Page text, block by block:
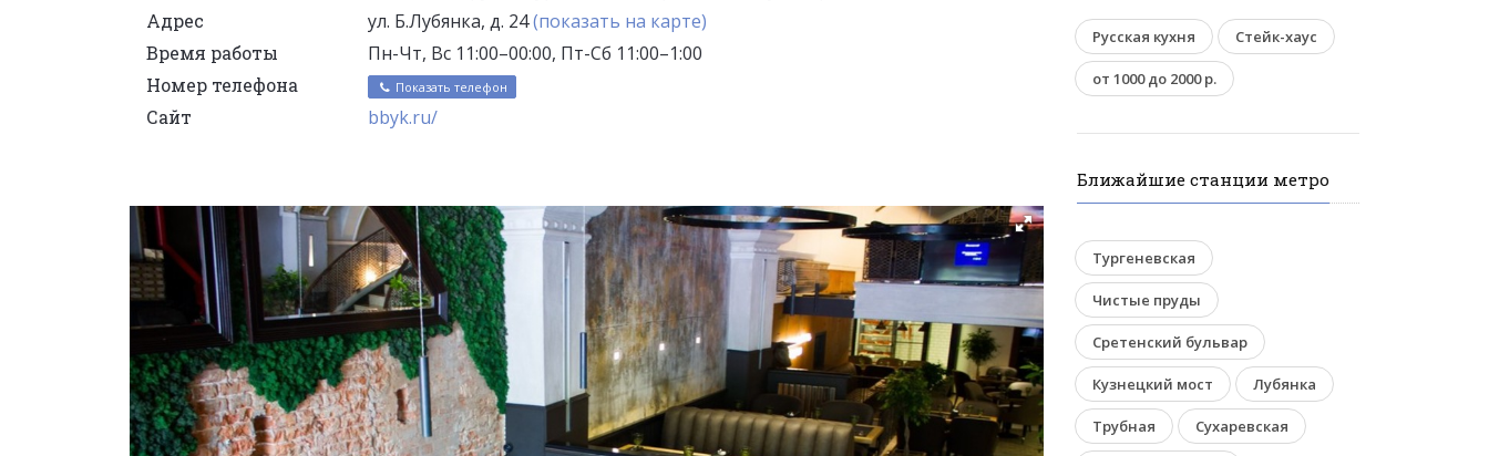
Адрес ул. Б.Лубянка, д. 24(показать на карте)
Время работы Пн-Чт, Вс 11:00–00:00, Пт-Сб 11:00–1:00
Номер телефона Показать телефон
Сайт bbyk.ru/
Русская кухня Стейк-хаус
от 1000 до 2000 р.
Ближайшие станции метро
Тургеневская
Чистые пруды
Сретенский бульвар
Кузнецкий мост Лубянка
Трубная Сухаревская